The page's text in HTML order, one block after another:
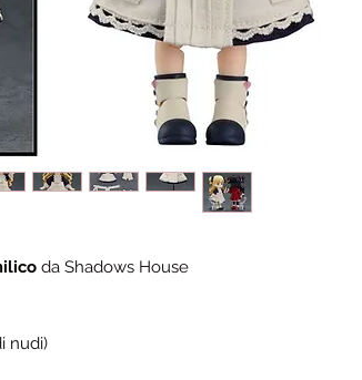
da Shadows House
nudi)